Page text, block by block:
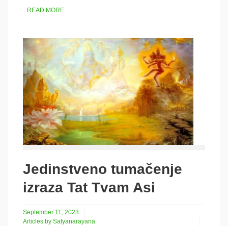
READ MORE
Jedinstveno tumačenje
izraza Tat Tvam Asi
September 11, 2023
Articles by Satyanarayana